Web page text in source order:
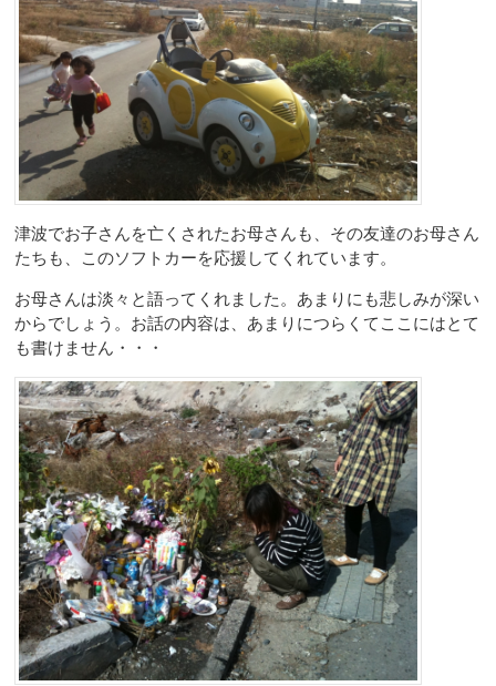
津波でお子さんを亡くされたお母さんも、その友達のお母さん
たちも、このソフトカーを応援してくれています。
お母さんは淡々と語ってくれました。あまりにも悲しみが深い
からでしょう。お話の内容は、あまりにつらくてここにはとて
も書けません・・・